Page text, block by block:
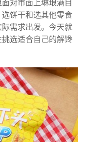
对市面上琳琅满目
饼干和选其他零食
需求出发。今天就
选适合自己的解馋